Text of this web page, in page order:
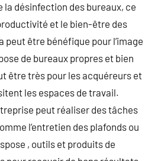
la désinfection des bureaux, ce
et le bien-être des
peut être bénéfique pour l’image
de bureaux propres et bien
être très pour les acquéreurs et
les espaces de travail.
peut réaliser des tâches
l’entretien des plafonds ou
, outils et produits de